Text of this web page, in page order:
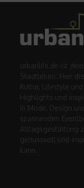
urbanlife.de ist
Stadtleben. Hier
Kultur, Lifestyle
Highlights und
in Mode, Design
spannenden
Alltagsgestaltung
genussvoll und
kann.